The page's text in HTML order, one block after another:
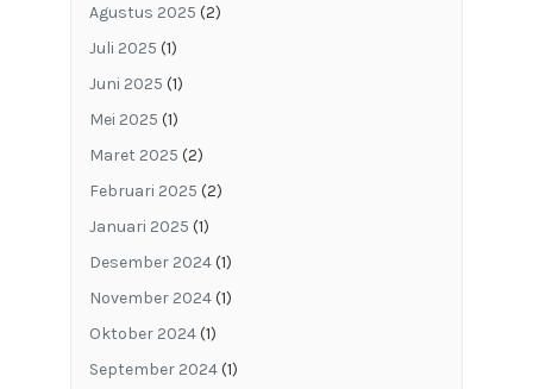
Agustus 2025 (2)
Juli 2025 (1)
Juni 2025 (1)
Mei 2025 (1)
Maret 2025 (2)
Februari 2025 (2)
Januari 2025 (1)
Desember 2024(1)
November 2024(1)
Oktober 2024(1)
September 2024(1)